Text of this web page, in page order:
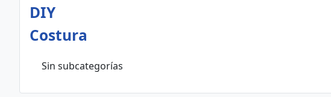
DIY
Costura
Sin subcategorías